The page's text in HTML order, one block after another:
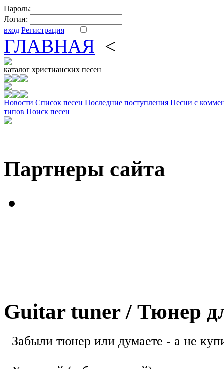
Пароль:
Логин:
вход Регистрация
ГЛАВНАЯ <
каталог христианских песен
Новости Cписок песен Последние поступления Песни с
типов Поиск песен
Партнеры сайта
Guitar tuner / Тюнер
Забыли тюнер или думаете - а не